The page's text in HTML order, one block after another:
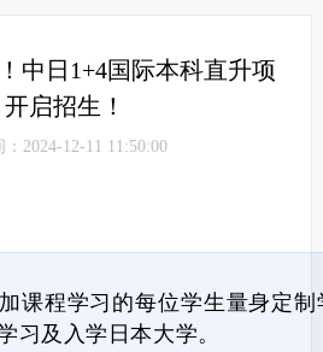
中日1+4国际本科直升项
开启招生！
：2024-12-11 11:50:00
课程学习的每位学生量身定
习及入学日本大学。